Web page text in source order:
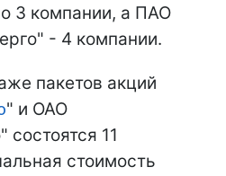
3 компании, а ПАО
- 4 компании.
пакетов акций
" и ОАО
состоятся 11
стоимость